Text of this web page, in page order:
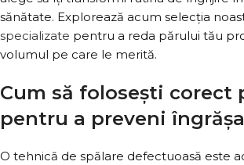
sănătate. Explorează acum selecția
specializate pentru a reda părului tău
volumul pe care le merită.
Cum să folosești corect
pentru a preveni
O tehnică de spălare defectuoasă este